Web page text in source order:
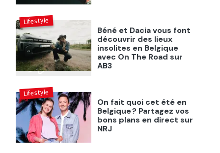
Béné et Dacia vous font
découvrir des lieux
insolites en Belgique
avec On The Road sur
AB3
Lifestyle
On fait quoi cet été en
Belgique ? Partagez vos
bons plans en direct sur
NRJ
Lifestyle